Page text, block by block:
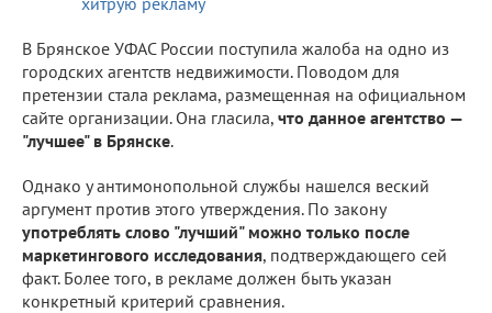
В Брянское УФАС России поступила жалоба на одно из
городских агентств недвижимости. Поводом для
претензии стала реклама, размещенная на официальном
сайте организации. Она гласила, что данное агентство —
"лучшее" в Брянске.
Однако у антимонопольной службы нашелся веский
аргумент против этого утверждения. По закону
употреблять слово "лучший" можно только после
маркетингового исследования, подтверждающего сей
факт. Более того, в рекламе должен быть указан
конкретный критерий сравнения.